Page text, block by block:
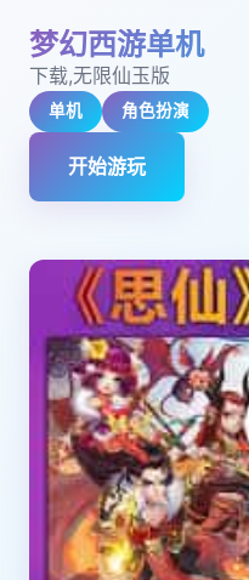
梦幻西游单机
下载,无限仙玉版
单机 角色扮演
开始游玩